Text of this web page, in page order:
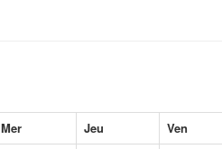
Mer Jeu Ven